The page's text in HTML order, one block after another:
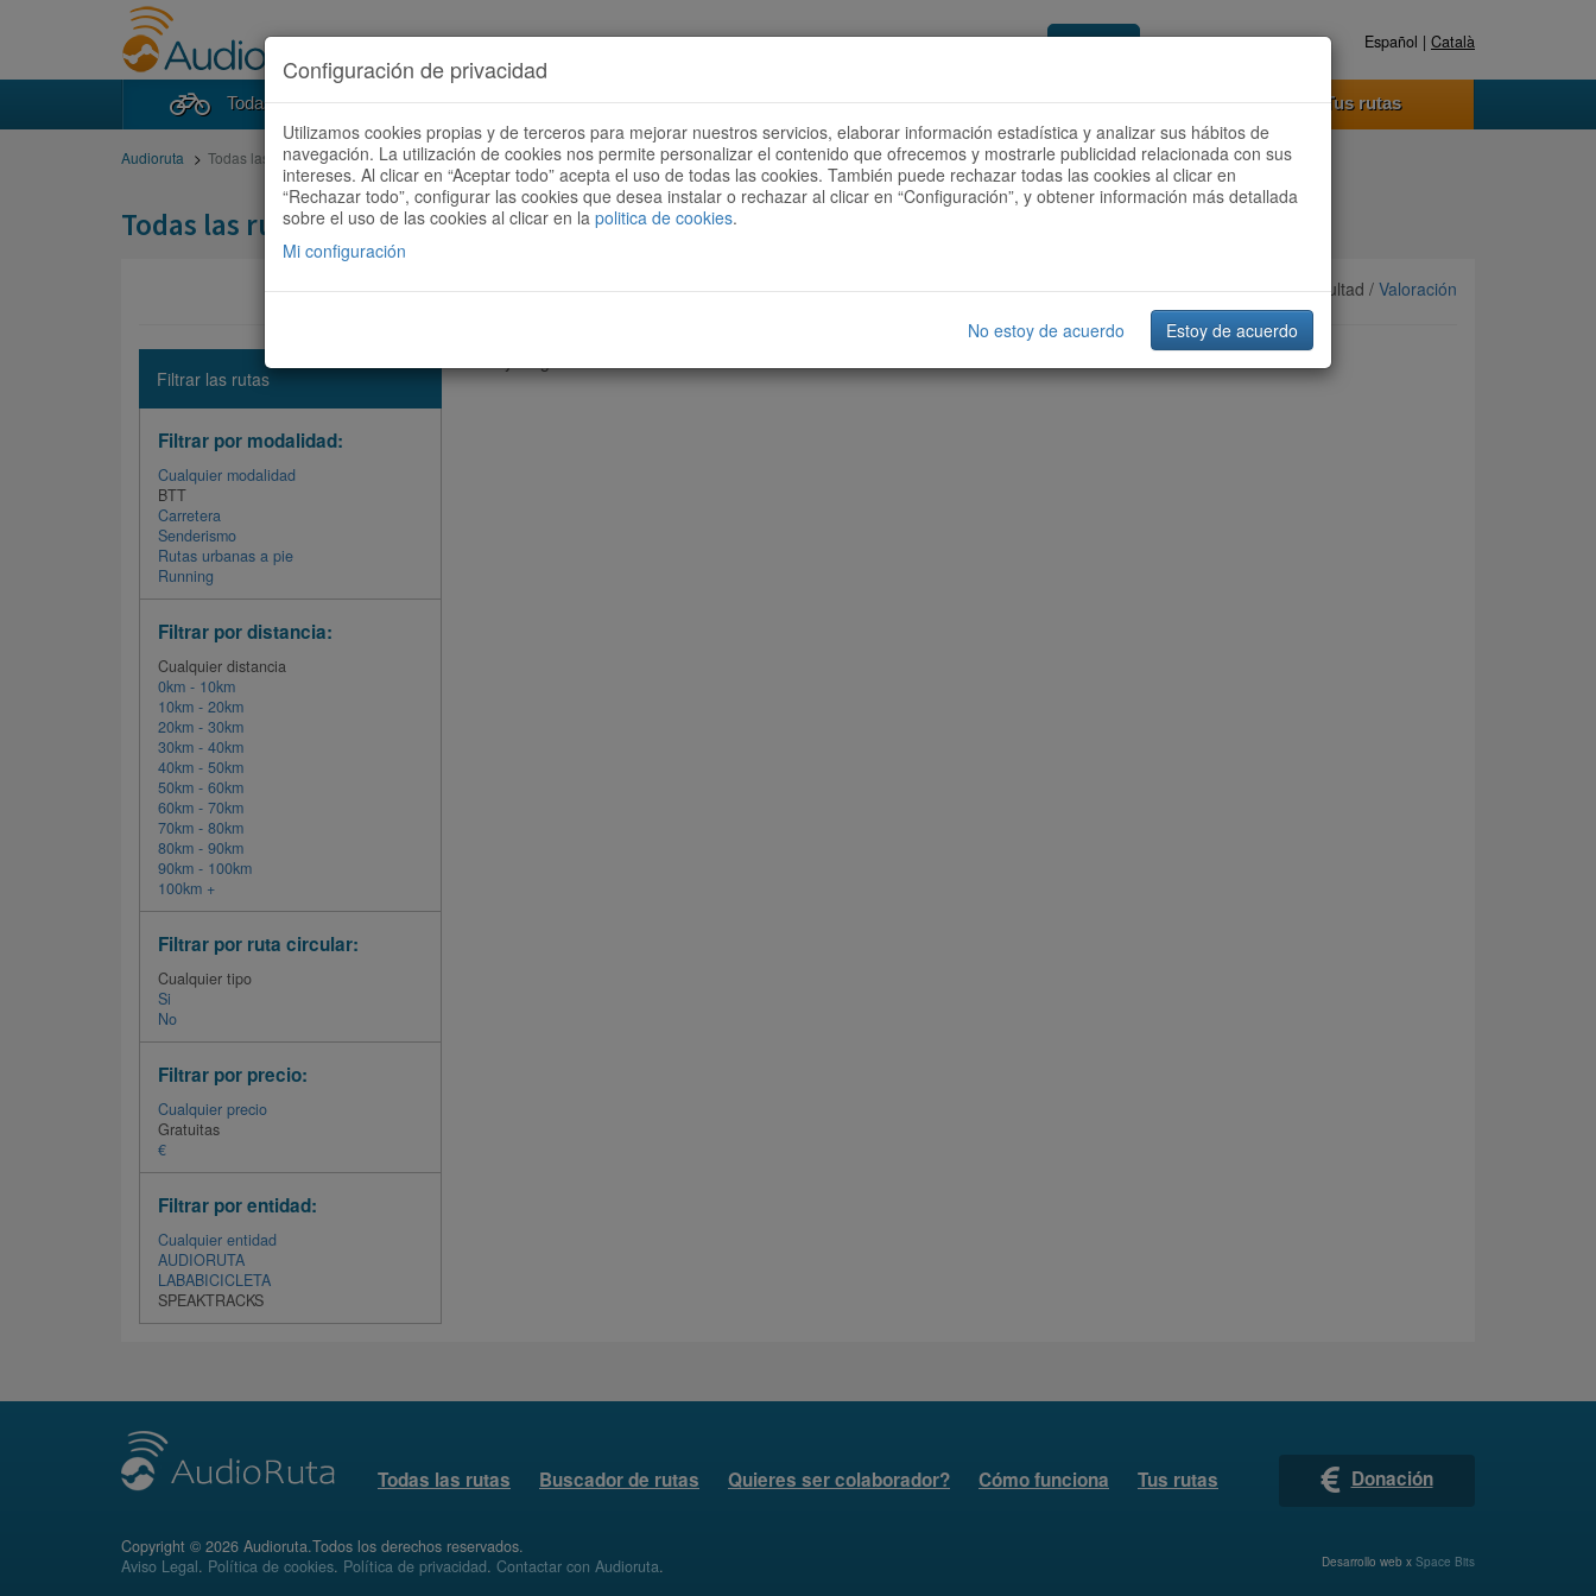
Acceder Registrate ahora Español | Català
Todas las rutas Buscador de rutas Quieres ser colaborador? Cómo funciona Tus rutas
Audioruta Todas las rutas
Todas las rutas
Ordenar por:Más recientes/ Dificultad / Valoración
Filtrar las rutas
Filtrar por modalidad:
Cualquier modalidad
BTT
Carretera
Senderismo
Rutas urbanas a pie
Running
Filtrar por distancia:
Cualquier distancia
0km - 10km
10km - 20km
20km - 30km
30km - 40km
40km - 50km
50km - 60km
60km - 70km
70km - 80km
80km - 90km
90km - 100km
100km +
Filtrar por ruta circular:
Cualquier tipo
Si
No
Filtrar por precio:
Cualquier precio
Gratuitas
€
Filtrar por entidad:
Cualquier entidad
AUDIORUTA
LABABICICLETA
SPEAKTRACKS
Todas las rutas Buscador de rutas Quieres ser colaborador? Cómo funciona Tus rutas Donación
Copyright © 2026 Audioruta.Todos los derechos reservados.
Aviso Legal. Política de cookies. Política de privacidad. Contactar con Audioruta. Desarrollo web x Space Bits
Configuración de privacidad
Utilizamos cookies propias y de terceros para mejorar nuestros servicios, elaborar información estadística y analizar sus hábitos de
navegación. La utilización de cookies nos permite personalizar el contenido que ofrecemos y mostrarle publicidad relacionada con sus
intereses. Al clicar en “Aceptar todo” acepta el uso de todas las cookies. También puede rechazar todas las cookies al clicar en
“Rechazar todo”, configurar las cookies que desea instalar o rechazar al clicar en “Configuración”, y obtener información más detallada
sobre el uso de las cookies al clicar en la politica de cookies.
Mi configuración
No estoy de acuerdo Estoy de acuerdo